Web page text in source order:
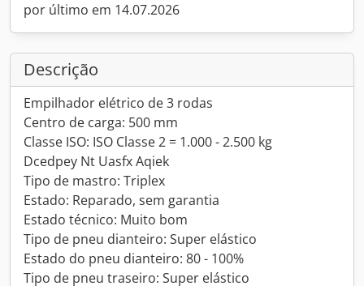
por último em 14.07.2026
Descrição
Empilhador elétrico de 3 rodas
Centro de carga: 500 mm
Classe ISO: ISO Classe 2 = 1.000 - 2.500 kg
Dcedpey Nt Uasfx Aqiek
Tipo de mastro: Triplex
Estado: Reparado, sem garantia
Estado técnico: Muito bom
Tipo de pneu dianteiro: Super elástico
Estado do pneu dianteiro: 80 - 100%
Tipo de pneu traseiro: Super elástico